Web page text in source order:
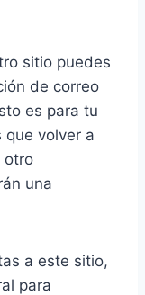
sitio puedes
de correo
es para tu
volver a
otro
una
a este sitio,
para